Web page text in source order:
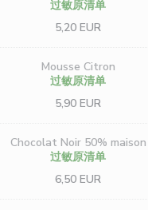
过敏原清单
5,20 EUR
Mousse Citron
过敏原清单
5,90 EUR
Chocolat Noir 50% maison
过敏原清单
6,50 EUR